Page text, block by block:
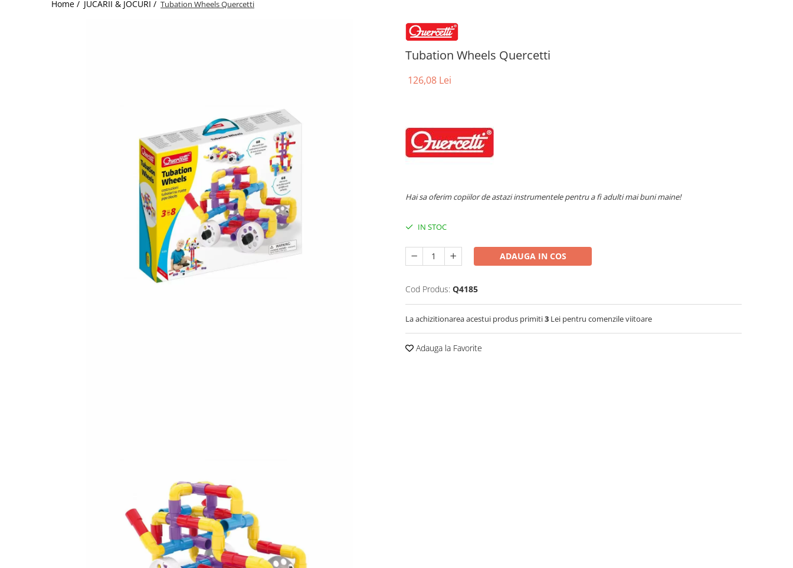
Jucarii de Sortare
Home / JUCARII & JOCURI / Tubation Wheels Quercetti
Tubation Wheels Quercetti
126,08 Lei
Haisa oferim copiilor de astazi instrumentele pentru a fi adulti mai buni maine!
IN STOC
ADAUGA IN COS
Cod Produs: Q4185
La achizitionarea acestui produs primiti3 Lei pentru comenzile viitoare
Adauga la Favorite